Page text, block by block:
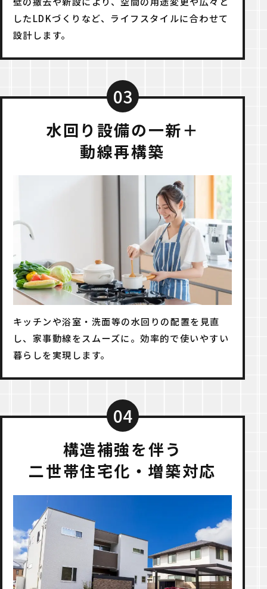
したLDKづくりなど、ライフスタイルに合わせて
設計します。
03
水回り設備の一新＋
動線再構築
キッチンや浴室・洗面等の水回りの配置を見直
し、家事動線をスムーズに。効率的で使いやすい
暮らしを実現します。
04
構造補強を伴う
二世帯住宅化・増築対応